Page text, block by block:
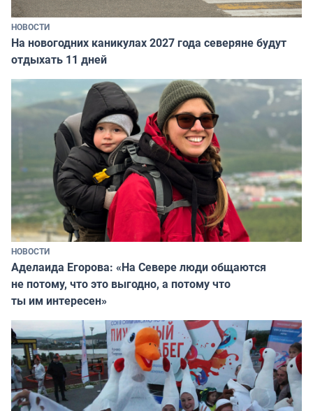
НОВОСТИ
На новогодних каникулах 2027 года северяне будут
отдыхать 11 дней
НОВОСТИ
Аделаида Егорова: «На Севере люди общаются
не потому, что это выгодно, а потому что
ты им интересен»